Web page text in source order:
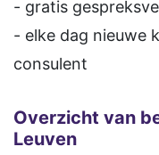
- gratis
- elke dag nieuwe
consulent
Overzicht van
Leuven